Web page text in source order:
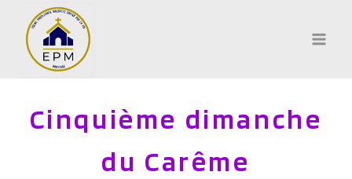
contenu
Cinquième dimanche
du Carême